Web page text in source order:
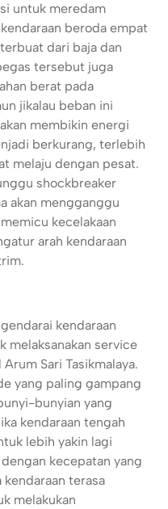
untuk meredam
beroda empat
dari baja dan
tersebut juga
berat pada
jikalau beban ini
membikin energi
berkurang, terlebih
melaju dengan pesat.
shockbreaker
akan mengganggu
kecelakaan
arah kendaraan
kendaraan
melaksanakan service
Sari Tasikmalaya.
yang paling gampang
bunyian yang
kendaraan tengah
lebih yakin lagi
kecepatan yang
terasa
melakukan